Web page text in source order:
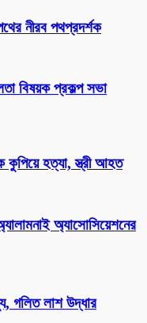
নীরব পথপ্রদর্শক
বিষয়ক প্রকল্প সভা
কুপিয়ে হত্যা, স্ত্রী আহত
অ্যাসোসিয়েশনের
গলিত লাশ উদ্ধার